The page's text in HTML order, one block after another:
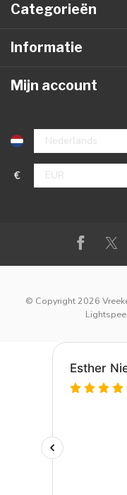
Categorieën
Informatie
Mijn account
€
© Copyright 2026